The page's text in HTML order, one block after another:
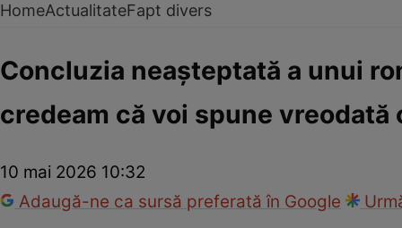
HomeActualitateFapt divers
Concluzia neașteptată a unui
credeam că voi spune
10 mai 2026 10:32
Adaugă-ne ca sursă preferată în Google